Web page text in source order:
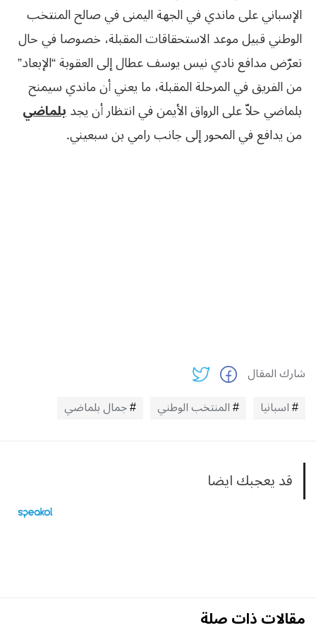
الإسباني على ماندي في الجهة اليمنى في صالح المنتخب
الوطني قبيل موعد الاستحقاقات المقبلة، خصوصا في حال
تعرّض مدافع نادي نيس يوسف عطال إلى العقوبة “الإبعاد”
من الفريق في المرحلة المقبلة، ما يعني أن ماندي سيمنح
بلماضي حلاّ على الرواق الأيمن في انتظار أن يجدبلماضي
من يدافع في المحور إلى جانب رامي بن سبعيني.
شارك المقال
اسبانيا
المنتخب الوطني جمال بلماضي
قد يعجبك ايضا
مقالات ذات صلة